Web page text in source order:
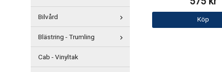
Bilvård
Blästring - Trumling
Cab - Vinyltak
Köp